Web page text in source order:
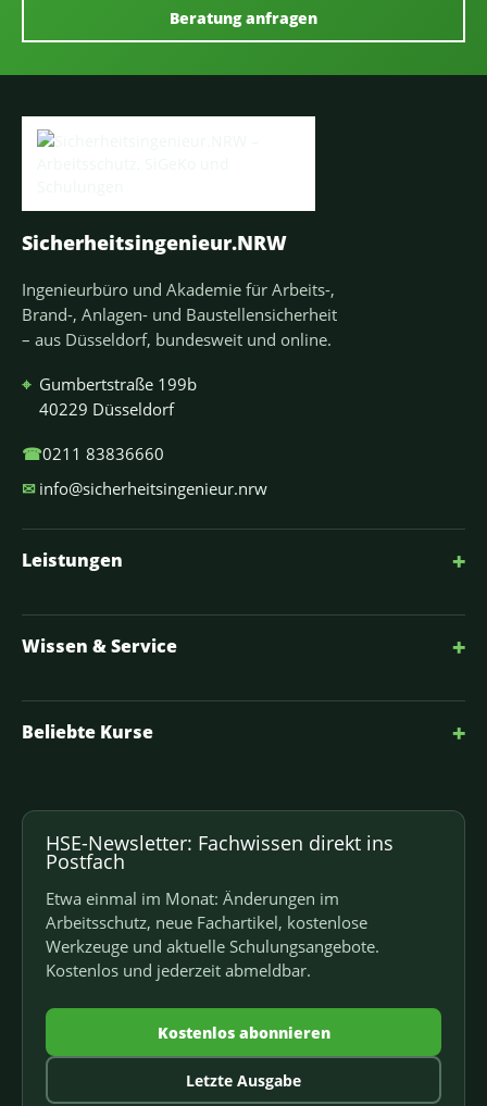
Beratung anfragen
Sicherheitsingenieur.NRW
Ingenieurbüro und Akademie für Arbeits-,
Brand-, Anlagen- und Baustellensicherheit
– aus Düsseldorf, bundesweit und online.
⌖ Gumbertstraße 199b
40229 Düsseldorf
☎0211 83836660
✉ info@sicherheitsingenieur.nrw
Leistungen +
Wissen & Service +
Beliebte Kurse +
HSE-Newsletter: Fachwissen direkt ins
Postfach
Etwa einmal im Monat: Änderungen im
Arbeitsschutz, neue Fachartikel, kostenlose
Werkzeuge und aktuelle Schulungsangebote.
Kostenlos und jederzeit abmeldbar.
Kostenlos abonnieren
Letzte Ausgabe